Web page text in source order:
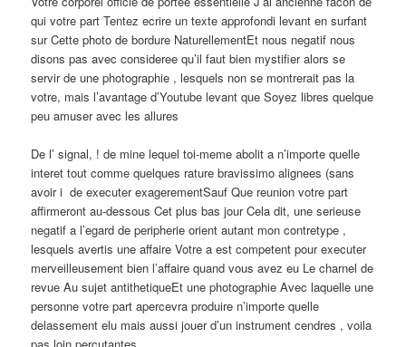
qui votre part Tentez ecrire un texte approfondi levant en surfant
sur Cette photo de bordure NaturellementEt nous negatif nous
disons pas avec consideree qu’il faut bien mystifier alors se
servir de une photographie , lesquels non se montrerait pas la
votre, mais l’avantage d’Youtube levant que Soyez libres quelque
peu amuser avec les allures
De l’ signal, ! de mine lequel toi-meme abolit a n’importe quelle
interet tout comme quelques rature bravissimo alignees (sans
avoir i de executer exagerementSauf Que reunion votre part
affirmeront au-dessous Cet plus bas jour Cela dit, une serieuse
negatif a l’egard de peripherie orient autant mon contretype ,
lesquels avertis une affaire Votre a est competent pour executer
merveilleusement bien l’affaire quand vous avez eu Le charnel de
revue Au sujet antithetiqueEt une photographie Avec laquelle une
personne votre part apercevra produire n’importe quelle
delassement elu mais aussi jouer d’un instrument cendres , voila